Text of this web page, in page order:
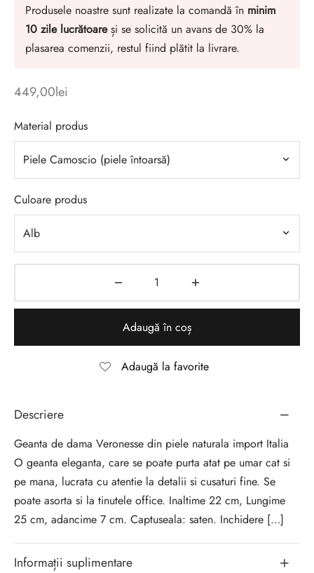
Produsele noastre sunt realizate la comandă în minim
10 zile lucrătoareși se solicită un avans de 30% la
plasarea comenzii, restul fiind plătit la livrare.
449,00lei
Material produs
Culoare produs
Adaugă în coș
Adaugă la favorite
Descriere
Geanta de dama Veronesse din piele naturala import Italia
O geanta eleganta, care se poate purta atat pe umar cat si
pe mana, lucrata cu atentie la detalii si cusaturi fine. Se
poate asorta si la tinutele office. Inaltime 22 cm, Lungime
25 cm, adancime 7 cm. Captuseala: saten. Inchidere […]
Informații suplimentare